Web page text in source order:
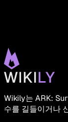
Wikily는 ARK:
수를 길들이거나